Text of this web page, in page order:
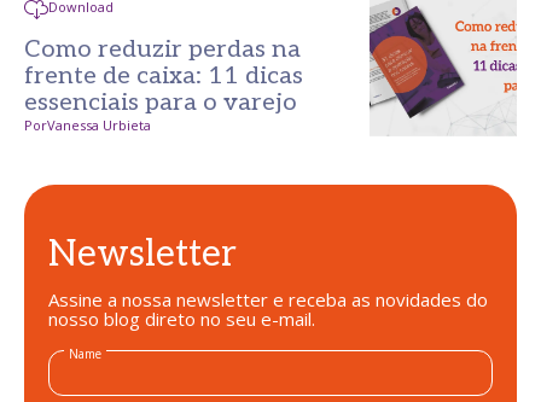
Download
Como reduzir perdas na
frente de caixa: 11 dicas
essenciais para o varejo
PorVanessa Urbieta
Newsletter
Assine a nossa newsletter e receba as novidades do
nosso blog direto no seu e-mail.
Name